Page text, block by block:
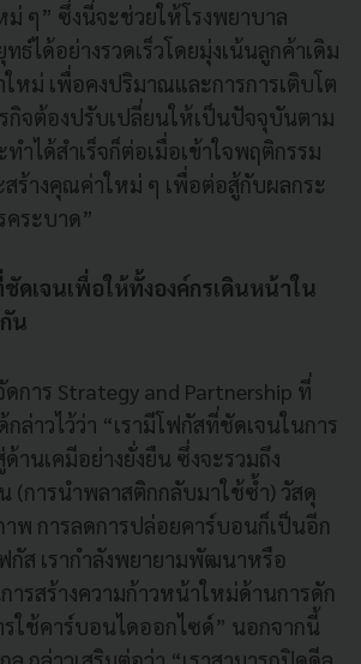
ๆ” ซึ่งนี่จะช่วยให้โรงพยาบาล
ธ์ได้อย่างรวดเร็วโดยมุ่งเน้นลูกค้าเดิม
หม่ เพื่อคงปริมาณและการการเติบโต
กิจต้องปรับเปลี่ยนให้เป็นปัจจุบันตาม
ำได้สำเร็จก็ต่อเมื่อเข้าใจพฤติกรรม
ร้างคุณค่าใหม่ ๆ เพื่อต่อสู้กับผลกระ
คระบาด”
ดเจนเพื่อให้ทั้งองค์กรเดินหน้าใน
น
การ Strategy and Partnership ที่
กล่าวไว้ว่า “เรามีโฟกัสที่ชัดเจนในการ
านเคมีอย่างยั่งยืน ซึ่งจะรวมถึง
(การนำพลาสติกกลับมาใช้ซ้ำ) วัสดุ
พ การลดการปล่อยคาร์บอนก็เป็นอีก
กัส เรากำลังพยายามพัฒนาหรือ
ารสร้างความก้าวหน้าใหม่ด้านการดัก
ใช้คาร์บอนไดออกไซด์” นอกจากนี้